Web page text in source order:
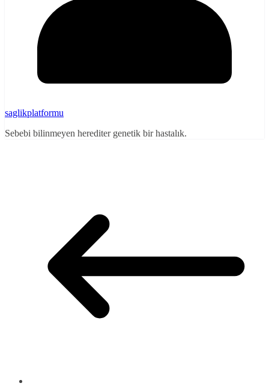
saglikplatformu
Sebebi bilinmeyen herediter genetik bir hastalık.